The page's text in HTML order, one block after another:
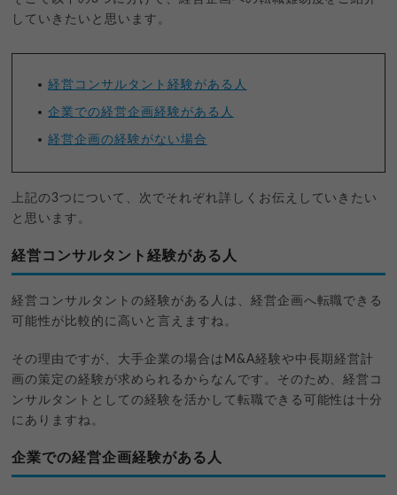
していきたいと思います。
経営コンサルタント経験がある人
企業での経営企画経験がある人
経営企画の経験がない場合
上記の3つについて、次でそれぞれ詳しくお伝えしていきたい
と思います。
経営コンサルタント経験がある人
経営コンサルタントの経験がある人は、経営企画へ転職できる
可能性が比較的に高いと言えますね。
その理由ですが、大手企業の場合はM&A経験や中長期経営計
画の策定の経験が求められるからなんです。そのため、経営コ
ンサルタントとしての経験を活かして転職できる可能性は十分
にありますね。
企業での経営企画経験がある人